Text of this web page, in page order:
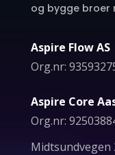
og bygge broer
Aspire Flow AS
Org.nr:
Aspire Core
Org.nr:
Midtsundvegen